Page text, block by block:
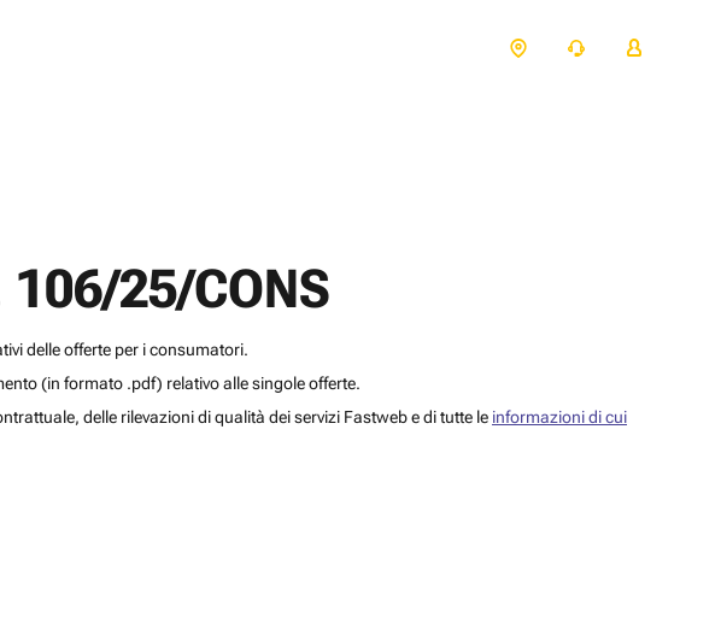
25/CONS
delle offerte per i consumatori.
(in formato .pdf) relativo alle singole offerte.
delle rilevazioni di qualità dei servizi Fastweb e di tutte le informazioni di cui